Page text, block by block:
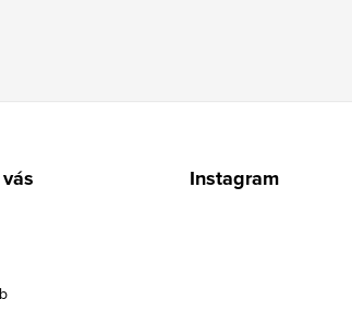
Instagram